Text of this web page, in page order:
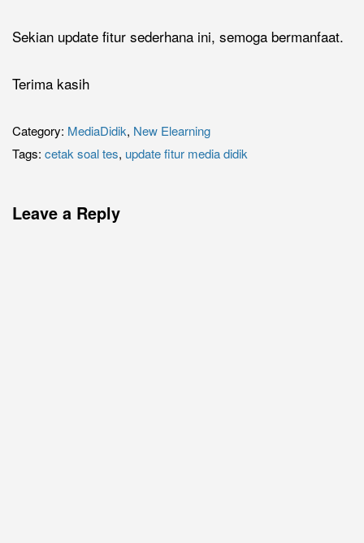
Sekian update fitur sederhana ini, semoga bermanfaat.
Terima kasih
Category: MediaDidik, New Elearning
Tags: cetak soal tes, update fitur media didik
Leave a Reply